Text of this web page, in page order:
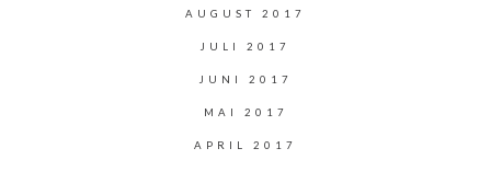
AUGUST 2017
JULI 2017
JUNI 2017
MAI 2017
APRIL 2017